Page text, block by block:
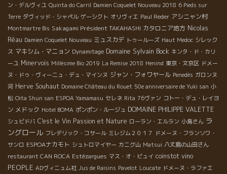
ン・デルヴィユ Quinta do Carril Damien Coquelet Nouveau 2018 6 Pieds sur
Terre ダヴィッド・シャペル ゲーシクト オリヴィエ Paul Reder アシニャン村
Montmartre Bis Sakagami Président TAKAHASHI カタロニア地方 Nicolas
Réau Damien Coquelet Nouveau ミュスカデ トゥールーズ Haut Medoc シレック
ス マキシム・マニョン Dynamitage Domaine Sylvain Bock キンタ・ド・カリ
ーユ Minervois Millésime Bio 2019 La Remise 2018 Henind 東京・文京区 ドメー
ヌ・ドゥ・ヴィーニュ・デュ・マインヌ ジャン・フォワヤール Penedès ガロンヌ
河 Herve Souhaut Domaine Château du Rouet 50e anniversaire de Yuki san 小
松 Oita Shun san ESPOA Yamamasu セレネ Rita 76ヴァン コトー・デュ・レイヨ
ン メドック Hotel BOMA ポンポン・ルージュ DOMAINE PHILIPPE VALETTE
シュビドバ C'est le Vin Passion et Nature ローラン・エルラン 小島さん ラ
ングロール フレデリック・コサール ミレジム２０１７ ドメーヌ・フランソワ・
サンロ ESPOAナカモト シュトロマイヤー カニグ山 Matsui 八丈島の山田さん
restaurant CAN ROCA Estézargues マス・オ・ビュイ coinstot vino
PEOPLE ADヴィニュム社 Jus de Raisins Pavelot Loucate ドメーヌ・ラファエ